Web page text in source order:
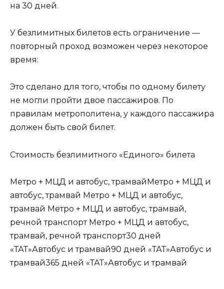
на 30 дней.
У безлимитных билетов есть ограничение —
повторный проход возможен через некоторое
время:
Это сделано для того, чтобы по одному билету
не могли пройти двое пассажиров. По
правилам метрополитена, у каждого пассажира
должен быть свой билет.
Стоимость безлимитного «Единого» билета
Метро + МЦД и автобус, трамвайМетро + МЦД и
автобус, трамвай Метро + МЦД и автобус,
трамвай Метро + МЦД и автобус, трамвай,
речной транспорт Метро + МЦД и автобус,
трамвай, речной транспорт30 дней
«ТАТ»Автобус и трамвай90 дней «ТАТ»Автобус и
трамвай365 дней «ТАТ»Автобус и трамвай